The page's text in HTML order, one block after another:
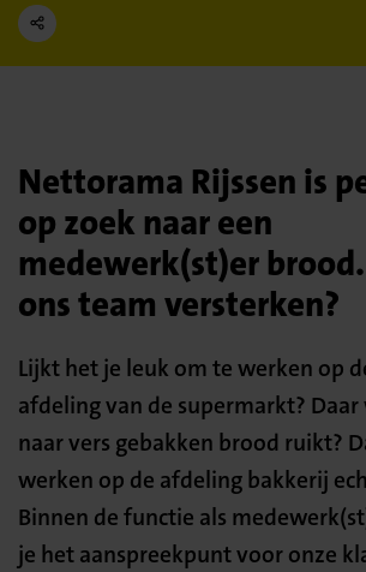
Nettorama Rijssen is
op zoek naar een
medewerk(st)er
ons team versterken?
Lijkt het je leuk om te werken op
afdeling van de supermarkt?
naar vers gebakken brood ruikt?
werken op de afdeling bakkerij
Binnen de functie als
je het aanspreekpunt voor onze